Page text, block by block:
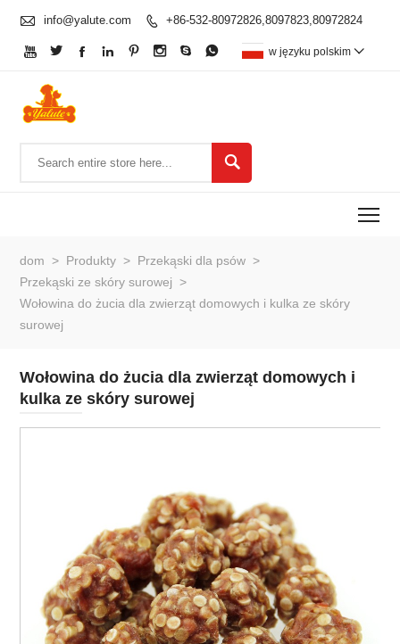
 info@yalute.com  +86-532-80972826,8097823,80972824
        w języku polskim 

dom > Produkty > Przekąski dla psów >
Przekąski ze skóry surowej >
Wołowina do żucia dla zwierząt domowych i kulka ze skóry
surowej
Wołowina do żucia dla zwierząt domowych i
kulka ze skóry surowej